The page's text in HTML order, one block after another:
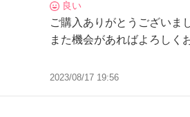
良い
ご購入ありがとうございま
また機会があればよろしく
2023/08/17 19:56